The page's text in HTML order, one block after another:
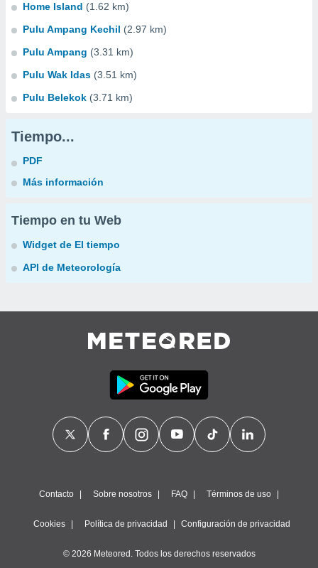
Home Island (1.62 km)
Pulu Ampang Kechil (2.97 km)
Pulu Ampang (3.31 km)
Pulu Wak Idas (3.51 km)
Pulu Belekok (3.71 km)
Tiempo...
PDF
Más información
Tiempo en tu Web
Widget de El tiempo
API de Meteorología
Contacto Sobre nosotros FAQ Términos de uso
Cookies Política de privacidad Configuración de privacidad
© 2026 Meteored. Todos los derechos reservados